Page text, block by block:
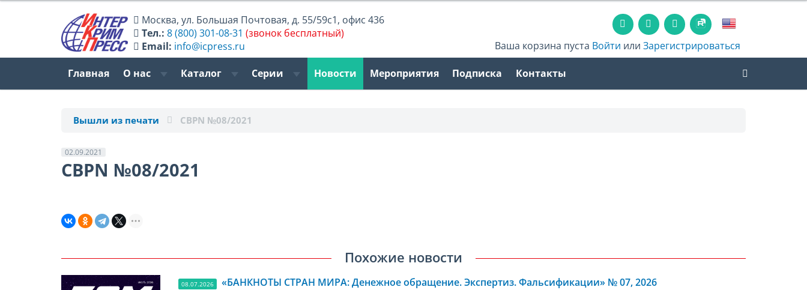
Москва,ул. Большая Почтовая, д. 55/59с1, офис 436
Тел.: 8 (800) 301-08-31 (звонок бесплатный)
Email: info@icpress.ru Ваша корзина пуста Войти илиЗарегистрироваться
Главная О нас Каталог Серии Новости Мероприятия Подписка Контакты
Вышли из печати CBPN №08/2021
02.09.2021
CBPN №08/2021
Похожие новости
08.07.2026 «БАНКНОТЫ СТРАН МИРА: Денежное обращение. Экспертиз. Фальсификации» № 07, 2026